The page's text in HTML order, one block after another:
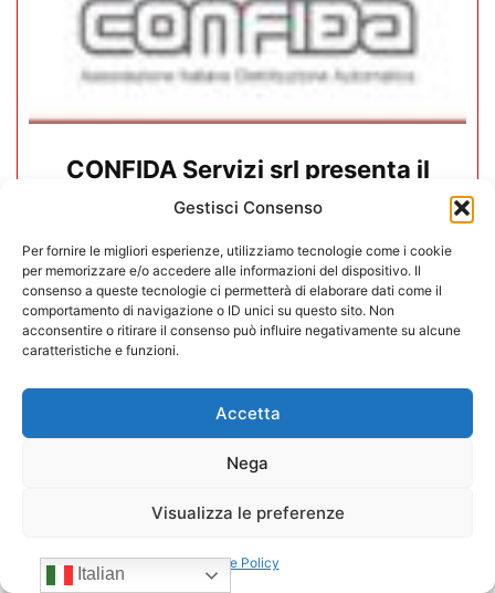
Gestisci Consenso
Per fornire le migliori esperienze, utilizziamo tecnologie come i cookie
per memorizzare e/o accedere alle informazioni del dispositivo. Il
consenso a queste tecnologie ci permetterà di elaborare dati come il
comportamento di navigazione o ID unici su questo sito. Non
acconsentire o ritirare il consenso può influire negativamente su alcune
caratteristiche e funzioni.
Accetta
Nega
Visualizza le preferenze
Cookie Policy
CONFIDA Servizi srl presenta il
nuovo Consiglio di Amministrazione
17/07/2026
Italian